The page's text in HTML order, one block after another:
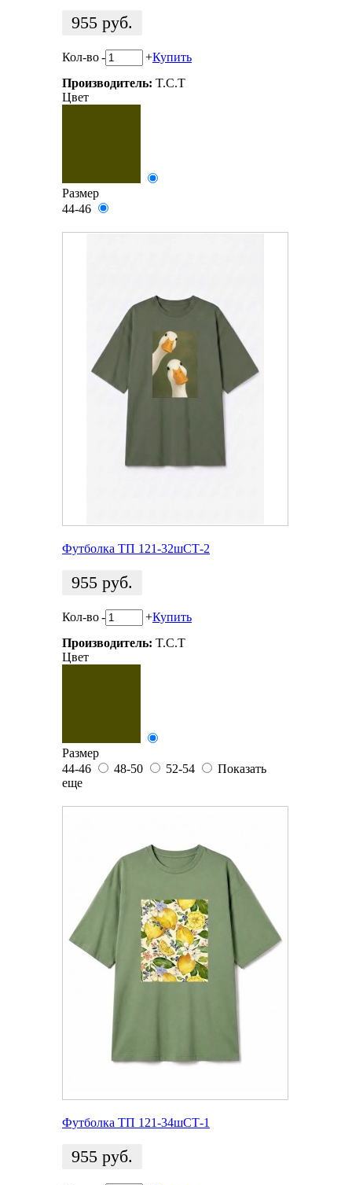
955 руб.
Кол-во- +Купить
Производитель: T.C.T
Цвет
Размер
44-46
Футболка ТП 121-32шСТ-2
955 руб.
Кол-во- +Купить
Производитель: T.C.T
Цвет
Размер
44-46
48-50 52-54
Показать
еще
Футболка ТП 121-34шСТ-1
955 руб.